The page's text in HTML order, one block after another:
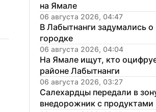
на Ямале
06 августа 2026, 04:47
В Лабытнанги задумались
городке
06 августа 2026, 04:04
На Ямале ищут, кто
районе Лабытнанги
06 августа 2026, 03:27
Салехардцы передали в
внедорожник с продуктами